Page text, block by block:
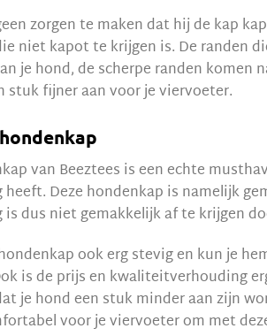
zorgen te maken dat hij de kap
niet kapot te krijgen is. De randen
je hond, de scherpe randen komen
stuk fijner aan voor je viervoeter.
van Beeztees is een echte
heeft. Deze hondenkap is namelijk
is dus niet gemakkelijk af te krijgen
ook erg stevig en kun je
is de prijs en kwaliteitverhouding
je hond een stuk minder aan zijn
voor je viervoeter om met